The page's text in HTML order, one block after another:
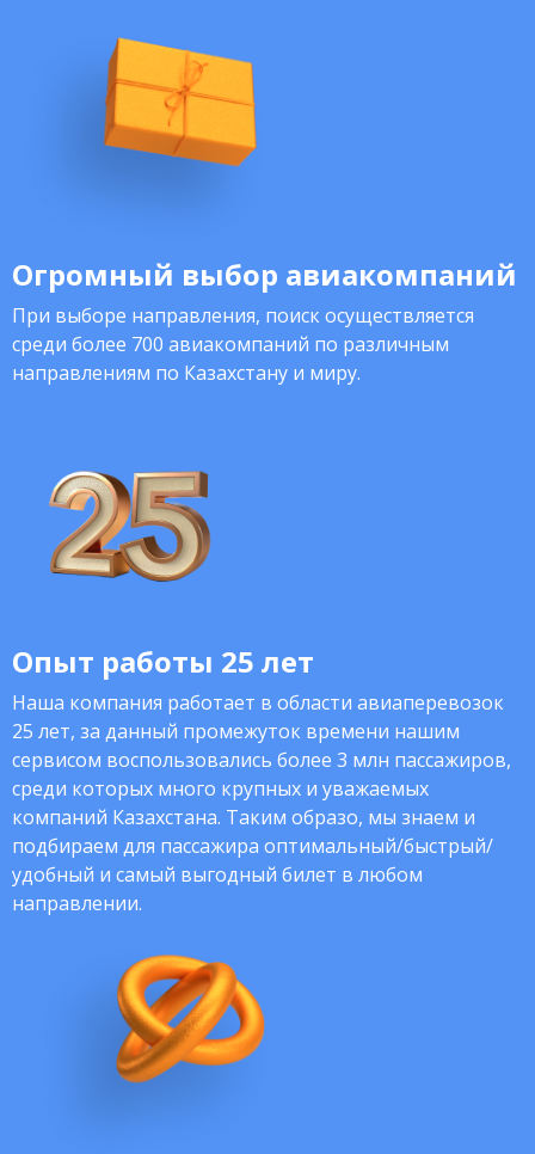
Огромный выбор авиакомпаний
При выборе направления, поиск осуществляется
среди более 700 авиакомпаний по различным
направлениям по Казахстану и миру.
Опыт работы 25 лет
Наша компания работает в области авиаперевозок
25 лет, за данный промежуток времени нашим
сервисом воспользовались более 3 млн пассажиров,
среди которых много крупных и уважаемых
компаний Казахстана. Таким образо, мы знаем и
подбираем для пассажира оптимальный/быстрый/
удобный и самый выгодный билет в любом
направлении.